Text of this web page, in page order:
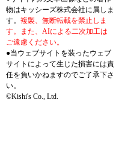
物はキッシーズ株式会社に属しま
す。 複製、無断転載を禁止しま
す。また、AIによる二次加工は
ご遠慮ください。
●当ウェブサイトを装ったウェブ
サイトによって生じた損害には責
任を負いかねますのでご了承下さ
い。
©Kishi's Co., Ltd.